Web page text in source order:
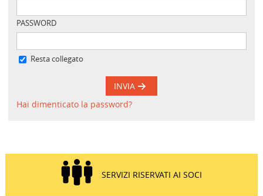
PASSWORD
Resta collegato
INVIA
Hai dimenticato la password?
SERVIZI RISERVATI AI SOCI